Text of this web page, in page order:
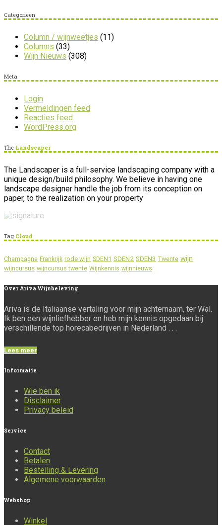
Categorieën
Column / wijnweetjes (11)
Columns (33)
Wijn Nieuws (308)
Meta
Login
Vermeldingen feed
Reacties feed
WordPress.org
The Landscaper
The Landscaper is a full-service landscaping company with a
unique design/build philosophy. We believe in having one
landscape designer handle the job from its conception on
paper, to the realization on your property
Tag Cloud
Champagne Frankrijk rode wijn SDEN1 SDEN2 SDEN3 Twente wijn
wijncursus wijncursus twente Wijnkennis wijnnieuws
Over Ariva Wijnbeleving
Ariva is de Italiaanse vertaling voor mijn achternaam, ter Wal.
Ik ben een wijnliefhebber en heb mijn kennis opgedaan bij
verschillende top horecabedrijven in Nederland . . .
Lees meer
Informatie
Wie ben ik
Disclaimer
Privacy beleid
Service
Contact
Betalen
Bestelling & Levering
Algemene voorwaarden
Webshop
Winkel